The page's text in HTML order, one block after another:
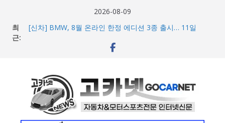
2026-08-09
최
근:
[신차] BMW, 8월 온라인 한정 에디션 3종 출시… 11일
벤틀리, 첫 순수 전기 어반 럭셔리 SUV 토르칼 탑재될 ‘큐레
팝업 오픈
BMW 레이디스 챔피언십 2026, 다양한 티켓 패키지 선보이
며 본격 대회 준비 돌입
현대차·기아, ‘2026 레드닷 어워드’에서 최우수상 2개·본상
15개 수상